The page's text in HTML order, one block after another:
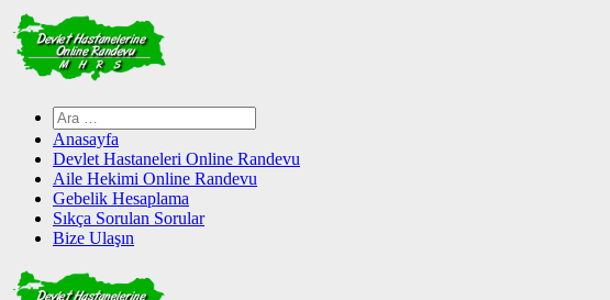
Skip
to
content
Arama:
Anasayfa
Devlet Hastaneleri Online Randevu
Aile Hekimi Online Randevu
Gebelik Hesaplama
Sıkça Sorulan Sorular
Bize Ulaşın